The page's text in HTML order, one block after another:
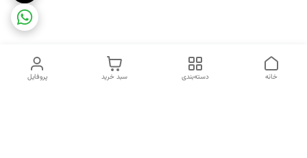
پروفایل سبد خرید دسته‌بندی خانه